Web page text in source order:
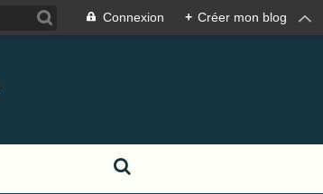
Connexion + Créer mon blog